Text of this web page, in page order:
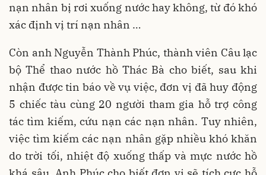
nạn nhân bị rơi xuống nước hay không, từ đó khó
xác định vị trí nạn nhân …
Còn anh Nguyễn Thành Phúc, thành viên Câu lạc
bộ Thể thao nước hồ Thác Bà cho biết, sau khi
nhận được tin báo về vụ việc, đơn vị đã huy động
5 chiếc tàu cùng 20 người tham gia hỗ trợ công
tác tìm kiếm, cứu nạn các nạn nhân. Tuy nhiên,
việc tìm kiếm các nạn nhân gặp nhiều khó khăn
do trời tối, nhiệt độ xuống thấp và mực nước hồ